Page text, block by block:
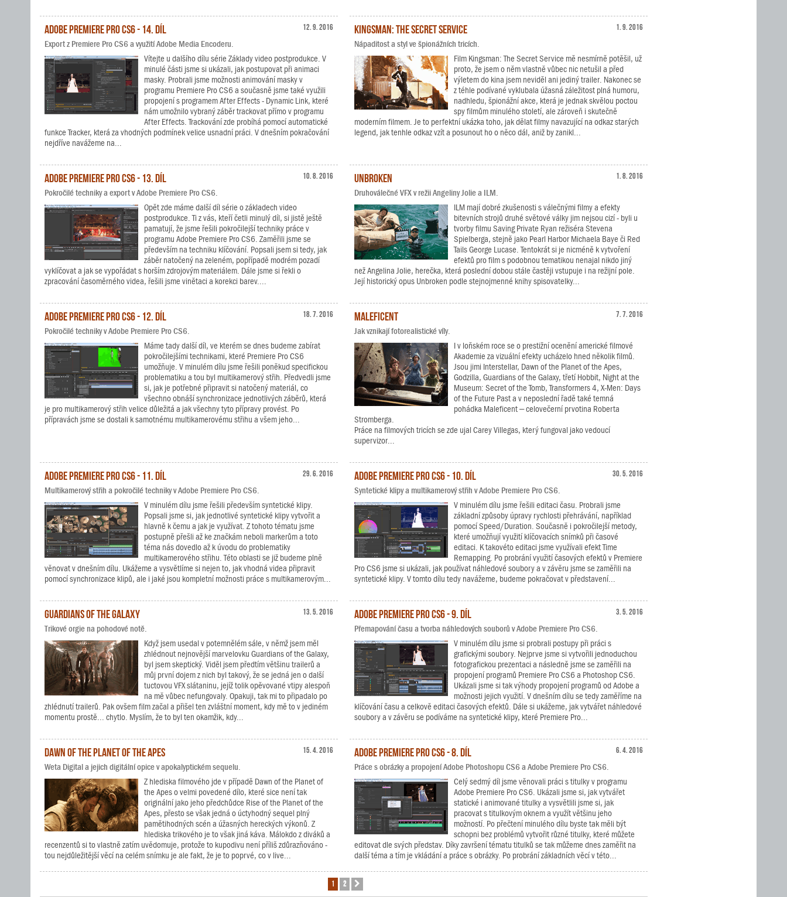
12. 9. 2016
Adobe Premiere Pro CS6 - 14. díl
Export z Premiere Pro CS6 a využití Adobe Media Encoderu.
Vítejte u dalšího dílu série Základy video postprodukce. V
minulé části jsme si ukázali, jak postupovat při animaci
masky. Probrali jsme možnosti animování masky v
programu Premiere Pro CS6 a současně jsme také využili
propojení s programem After Effects - Dynamic Link, které
nám umožnilo vybraný záběr trackovat přímo v programu
After Effects. Trackování zde probíhá pomocí automatické
funkce Tracker, která za vhodných podmínek velice usnadní práci. V dnešním pokračování
nejdříve navážeme na...
1. 9. 2016
Kingsman: The Secret Service
Nápaditost a styl ve špionážních tricích.
Film Kingsman: The Secret Service mě nesmírně potěšil, už
proto, že jsem o něm vlastně vůbec nic netušil a před
výletem do kina jsem neviděl ani jediný trailer. Nakonec se
z téhle podívané vyklubala úžasná záležitost plná humoru,
nadhledu, špionážní akce, která je jednak skvělou poctou
spy filmům minulého století, ale zároveň i skutečně
moderním filmem. Je to perfektní ukázka toho, jak dělat filmy navazující na odkaz starých
legend, jak tenhle odkaz vzít a posunout ho o něco dál, aniž by zanikl...
10. 8. 2016
Adobe Premiere Pro CS6 - 13. díl
Pokročilé techniky a export v Adobe Premiere Pro CS6.
Opět zde máme další díl série o základech video
postprodukce. Ti z vás, kteří četli minulý díl, si jistě ještě
pamatují, že jsme řešili pokročilejší techniky práce v
programu Adobe Premiere Pro CS6. Zaměřili jsme se
především na techniku klíčování. Popsali jsem si tedy, jak
záběr natočený na zeleném, popřípadě modrém pozadí
vyklíčovat a jak se vypořádat s horším zdrojovým materiálem. Dále jsme si řekli o
zpracování časoměrného videa, řešili jsme vinětaci a korekci barev....
1. 8. 2016
Unbroken
Druhoválečné VFX v režii Angeliny Jolie a ILM.
ILM mají dobré zkušenosti s válečnými filmy a efekty
bitevních strojů druhé světové války jim nejsou cizí - byli u
tvorby filmu Saving Private Ryan režiséra Stevena
Spielberga, stejně jako Pearl Harbor Michaela Baye či Red
Tails George Lucase. Tentokrát si je nicméně k vytvoření
efektů pro film s podobnou tematikou nenajal nikdo jiný
než Angelina Jolie, herečka, která poslední dobou stále častěji vstupuje i na režijní pole.
Její historický opus Unbroken podle stejnojmenné knihy spisovatelky...
18. 7. 2016
Adobe Premiere Pro CS6 - 12. díl
Pokročilé techniky v Adobe Premiere Pro CS6.
Máme tady další díl, ve kterém se dnes budeme zabírat
pokročilejšími technikami, které Premiere Pro CS6
umožňuje. V minulém dílu jsme řešili poněkud specifickou
problematiku a tou byl multikamerový střih. Předvedli jsme
si, jak je potřebné připravit si natočený materiál, co
všechno obnáší synchronizace jednotlivých záběrů, která
je pro multikamerový střih velice důležitá a jak všechny tyto přípravy provést. Po
přípravách jsme se dostali k samotnému multikamerovému střihu a všem jeho...
7. 7. 2016
Maleficent
Jak vznikají fotorealistické víly.
I v loňském roce se o prestižní ocenění americké filmové
Akademie za vizuální efekty ucházelo hned několik filmů.
Jsou jimi Interstellar, Dawn of the Planet of the Apes,
Godzilla, Guardians of the Galaxy, třetí Hobbit, Night at the
Museum: Secret of the Tomb, Transformers 4, X-Men: Days
of the Future Past a v neposlední řadě také temná
pohádka Maleficent – celovečerní prvotina Roberta
Stromberga.
Práce na filmových tricích se zde ujal Carey Villegas, který fungoval jako vedoucí
supervizor...
29. 6. 2016
Adobe Premiere Pro CS6 - 11. díl
Multikamerový střih a pokročilé techniky v Adobe Premiere Pro CS6.
V minulém dílu jsme řešili především syntetické klipy.
Popsali jsme si, jak jednotlivé syntetické klipy vytvořit a
hlavně k čemu a jak je využívat. Z tohoto tématu jsme
postupně přešli až ke značkám neboli markerům a toto
téma nás dovedlo až k úvodu do problematiky
multikamerového střihu. Této oblasti se již budeme plně
věnovat v dnešním dílu. Ukážeme a vysvětlíme si nejen to, jak vhodná videa připravit
pomocí synchronizace klipů, ale i jaké jsou kompletní možnosti práce s multikamerovým...
30. 5. 2016
Adobe Premiere Pro CS6 - 10. díl
Syntetické klipy a multikamerový střih v Adobe Premiere Pro CS6.
V minulém dílu jsme řešili editaci času. Probrali jsme
základní způsoby úpravy rychlosti přehrávání, například
pomocí Speed/Duration. Současně i pokročilejší metody,
které umožňují využití klíčovacích snímků při časové
editaci. K takovéto editaci jsme využívali efekt Time
Remapping. Po probrání využití časových efektů v Premiere
Pro CS6 jsme si ukázali, jak používat náhledové soubory a v závěru jsme se zaměřili na
syntetické klipy. V tomto dílu tedy navážeme, budeme pokračovat v představení...
13. 5. 2016
Guardians of the Galaxy
Trikové orgie na pohodové notě.
Když jsem usedal v potemnělém sále, v němž jsem měl
zhlédnout nejnovější marvelovku Guardians of the Galaxy,
byl jsem skeptický. Viděl jsem předtím většinu trailerů a
můj první dojem z nich byl takový, že se jedná jen o další
tuctovou VFX slátaninu, jejíž tolik opěvované vtipy alespoň
na mě vůbec nefungovaly. Opakuji, tak mi to připadalo po
zhlédnutí trailerů. Pak ovšem film začal a přišel ten zvláštní moment, kdy mě to v jediném
momentu prostě... chytlo. Myslím, že to byl ten okamžik, kdy...
3. 5. 2016
Adobe Premiere Pro CS6 - 9. díl
Přemapování času a tvorba náhledových souborů v Adobe Premiere Pro CS6.
V minulém dílu jsme si probrali postupy při práci s
grafickými soubory. Nejprve jsme si vytvořili jednoduchou
fotografickou prezentaci a následně jsme se zaměřili na
propojení programů Premiere Pro CS6 a Photoshop CS6.
Ukázali jsme si tak výhody propojení programů od Adobe a
možnosti jejich využití. V dnešním dílu se tedy zaměříme na
klíčování času a celkově editaci časových efektů. Dále si ukážeme, jak vytvářet náhledové
soubory a v závěru se podíváme na syntetické klipy, které Premiere Pro...
15. 4. 2016
Dawn of the Planet of the Apes
Weta Digital a jejich digitální opice v apokalyptickém sequelu.
Z hlediska filmového jde v případě Dawn of the Planet of
the Apes o velmi povedené dílo, které sice není tak
originální jako jeho předchůdce Rise of the Planet of the
Apes, přesto se však jedná o úctyhodný sequel plný
pamětihodných scén a úžasných hereckých výkonů. Z
hlediska trikového je to však jiná káva. Málokdo z diváků a
recenzentů si to vlastně zatím uvědomuje, protože to kupodivu není příliš zdůrazňováno -
tou nejdůležitější věcí na celém snímku je ale fakt, že je to poprvé, co v live...
6. 4. 2016
Adobe Premiere Pro CS6 - 8. díl
Práce s obrázky a propojení Adobe Photoshopu CS6 a Adobe Premiere Pro CS6.
Celý sedmý díl jsme věnovali práci s titulky v programu
Adobe Premiere Pro CS6. Ukázali jsme si, jak vytvářet
statické i animované titulky a vysvětlili jsme si, jak
pracovat s titulkovým oknem a využít většinu jeho
možností. Po přečtení minulého dílu byste tak měli být
schopni bez problémů vytvořit různé titulky, které můžete
editovat dle svých představ. Díky završení tématu titulků se tak můžeme dnes zaměřit na
další téma a tím je vkládání a práce s obrázky. Po probrání základních věcí v této...
1 2